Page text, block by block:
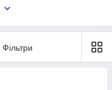
Фільтри